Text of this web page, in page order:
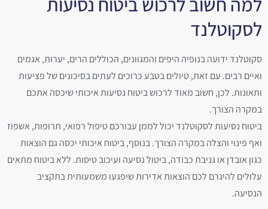
לסקוטלנד
סקוטלנד ידועה בנופיה היפים והמגוונים, הכוללים הרים, יערות, אגמים
ואיים רבים. עם זאת, טיולים בטבע כרוכים לעתים בסיכונים של פציעות
ותאונות. לכן, חשוב מאוד לרכוש ביטוח נסיעות איכותי שיכסה אתכם
במקרה הצורך.
ביטוח נסיעות לסקוטלנד יכול לממן עבורכם טיפול רפואי, תרופות, אשפוז
ואף פינוי והצלה במקרה הצורך. בנוסף, ביטוח איכותי יכסה גם הוצאות
כגון אובדן או גניבת כבודה, ביטול נסיעה ועיכוב טיסות. ללא ביטוח מתאים
עלולים להיגרם לכם הוצאות אדירות שיפגעו משמעותית בתקציב
הנסיעה.